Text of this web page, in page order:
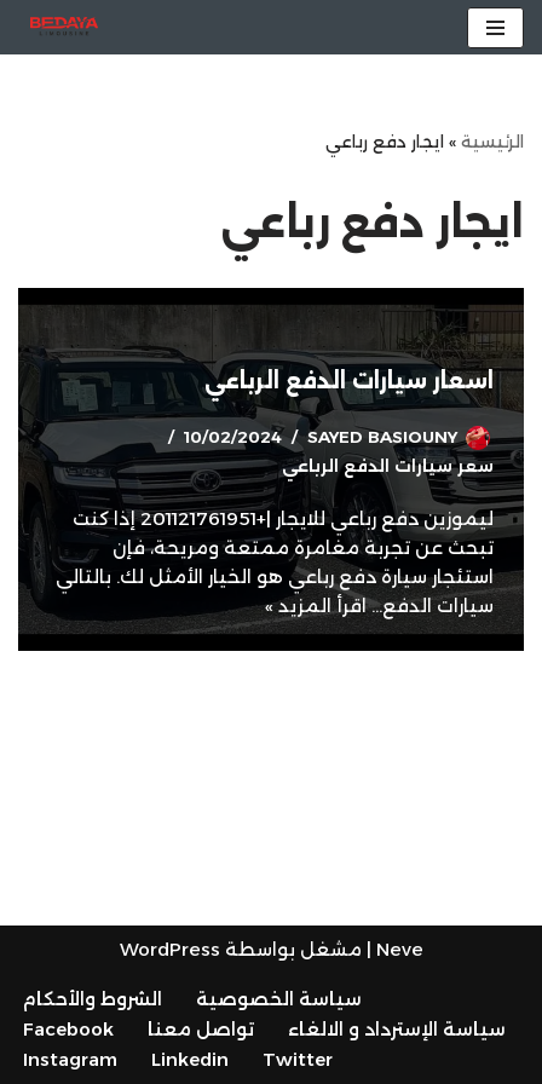
الرئيسية » ايجار دفع رباعي
ايجار دفع رباعي
اسعار سيارات الدفع الرباعي
SAYED BASIOUNY
10/02/2024
سعر سيارات الدفع الرباعي
ليموزين دفع رباعي للايجار |+201121761951 إذا كنت
تبحث عن تجربة مغامرة ممتعة ومريحة، فإن
استئجار سيارة دفع رباعي هو الخيار الأمثل لك. بالتالي
سيارات الدفع…اقرأ المزيد »
Neve | مشغل بواسطة WordPress
سياسة الخصوصية
الشروط والأحكام
سياسة الإسترداد و الالغاء
تواصل معنا
Facebook
Twitter
Linkedin
Instagram